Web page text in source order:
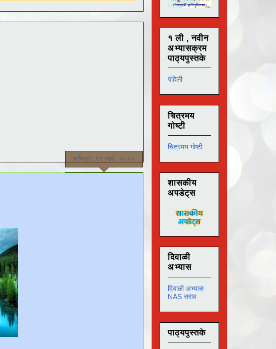
शनिवार, १९ मार्च, २०२२
१ ली , नवीन
अभ्यासक्रम
पाठ्यपुस्तके
पहिली
चित्रमय
गोष्टी
चित्रमय गोष्टी
शासकीय
अपडेट्स
दिवाळी
अभ्यास
दिवाळी अभ्यास
NAS सराव
पाठ्यपुस्तके